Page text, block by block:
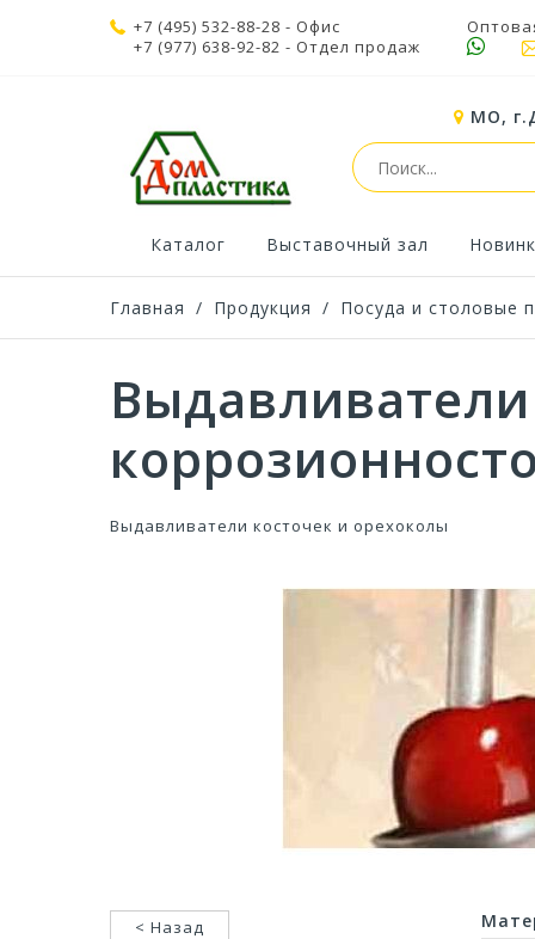
+7 (495) 532-88-28 - Офис
+7 (977) 638-92-82 - Отдел продаж
МО,
Каталог Выставочный зал
Главная / Продукция / Посуда и столовые
Выдавливатели косточек и орехоколы
< Назад